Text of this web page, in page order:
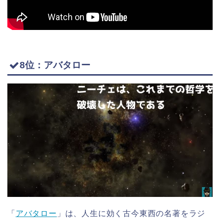
8位：アバタロー
「 アバタロー 」は、人生に効く古今東西の名著をラジ